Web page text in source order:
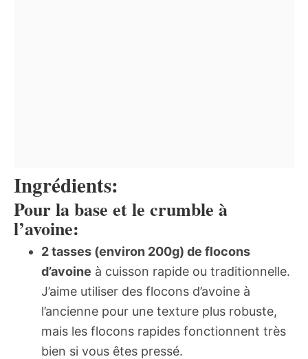
Ingrédients:
Pour la base et le crumble à
l’avoine:
2 tasses (environ 200g) de flocons
d’avoine à cuisson rapide ou traditionnelle.
J’aime utiliser des flocons d’avoine à
l’ancienne pour une texture plus robuste,
mais les flocons rapides fonctionnent très
bien si vous êtes pressé.